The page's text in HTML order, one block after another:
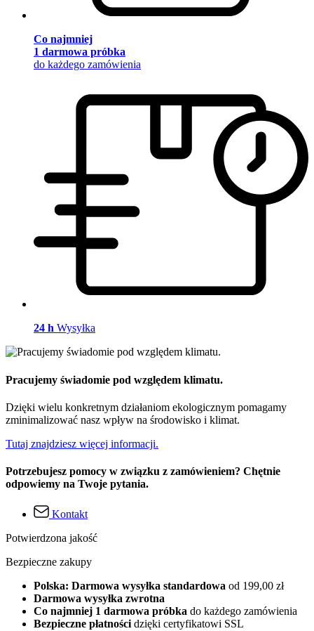
Co najmniej
1 darmowa próbka
do każdego zamówienia
24 h Wysyłka
Pracujemy świadomie pod względem klimatu.
Dzięki wielu konkretnym działaniom ekologicznym pomagamy
zminimalizować nasz wpływ na środowisko i klimat.
Tutaj znajdziesz więcej informacji.
Potrzebujesz pomocy w związku z zamówieniem? Chętnie
odpowiemy na Twoje pytania.
Kontakt
Potwierdzona jakość
Bezpieczne zakupy
Polska: Darmowa wysyłka standardowa od 199,00 zł
Darmowa wysyłka zwrotna
Co najmniej 1 darmowa próbka do każdego zamówienia
Bezpieczne płatności dzięki certyfikatowi SSL